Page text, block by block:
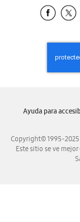
Copyright© 1995-2025
Este sitio se ve
Ayuda para